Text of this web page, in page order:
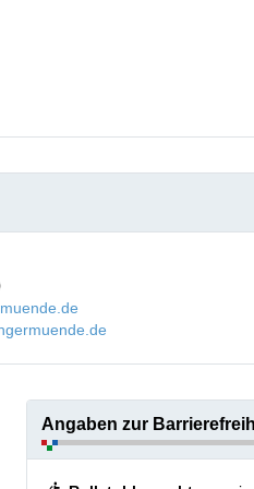
Angaben zur